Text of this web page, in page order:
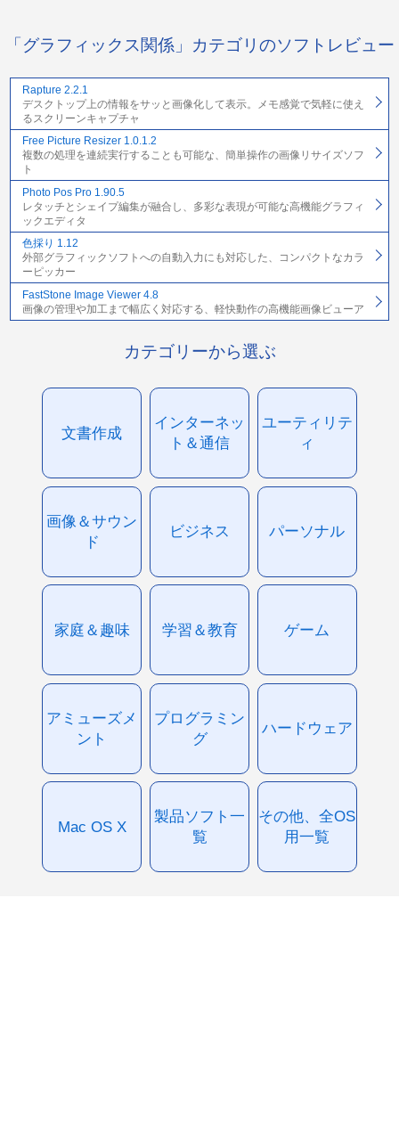
「グラフィックス関係」カテゴリのソフトレビュー
Rapture 2.2.1
デスクトップ上の情報をサッと画像化して表示。メモ感覚で気軽に使え
るスクリーンキャプチャ
Free Picture Resizer 1.0.1.2
複数の処理を連続実行することも可能な、簡単操作の画像リサイズソフ
ト
Photo Pos Pro 1.90.5
レタッチとシェイプ編集が融合し、多彩な表現が可能な高機能グラフィ
ックエディタ
色採り 1.12
外部グラフィックソフトへの自動入力にも対応した、コンパクトなカラ
ーピッカー
FastStone Image Viewer 4.8
画像の管理や加工まで幅広く対応する、軽快動作の高機能画像ビューア
カテゴリーから選ぶ
文書作成
インターネッ
ト＆通信
ユーティリテ
ィ
画像＆サウン
ド
ビジネス パーソナル
家庭＆趣味 学習＆教育 ゲーム
アミューズメ
ント
プログラミン
グ
ハードウェア
Mac OS X
製品ソフト一
覧
その他、全OS
用一覧